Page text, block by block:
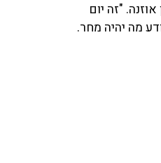
"זה יום
מה יהיה מחר.